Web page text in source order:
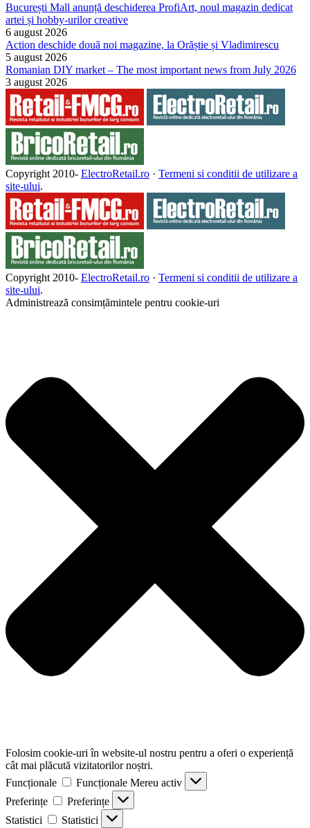
București Mall anunță deschiderea ProfiArt, noul magazin dedicat
artei și hobby-urilor creative
6 august 2026
Action deschide două noi magazine, la Orăștie și Vladimirescu
5 august 2026
Romanian DIY market – The most important news from July 2026
3 august 2026
Copyright 2010- ElectroRetail.ro · Termeni si conditii de utilizare a
site-ului.
Copyright 2010- ElectroRetail.ro · Termeni si conditii de utilizare a
site-ului.
Administrează consimțămintele pentru cookie-uri
Folosim cookie-uri în website-ul nostru pentru a oferi o experiență
cât mai plăcută vizitatorilor noștri.
Funcționale
Funcționale Mereu activ
Preferințe
Preferințe
Statistici
Statistici